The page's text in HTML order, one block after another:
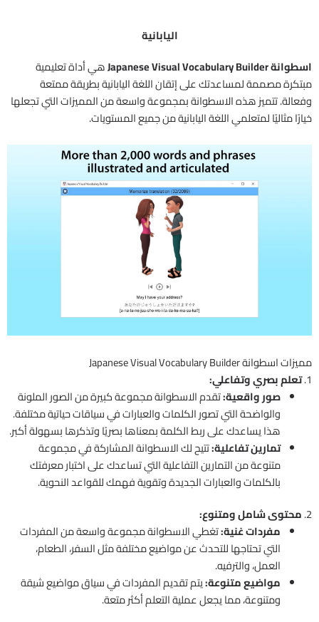
اليابانية
اسطوانة Japanese Visual Vocabulary Builder
هي أداة تعليمية
مبتكرة مصممة لمساعدتك على إتقان اللغة اليابانية بطريقة ممتعة
وفعالة. تتميز هذه الاسطوانة بمجموعة واسعة من المميزات التي تجعلها
خيارًا مثاليًا لمتعلمي اللغة اليابانية من جميع المستويات.
مميزات اسطوانة Japanese Visual Vocabulary Builder
1. تعلم بصري وتفاعلي:
صور واقعية:تقدم الاسطوانة مجموعة كبيرة من الصور الملونة
والواضحة التي تصور الكلمات والعبارات في سياقات حياتية مختلفة.
هذا يساعدك على ربط الكلمة بمعناها بصريًا وتذكرها بسهولة أكبر.
تمارين تفاعلية:تتيح لك الاسطوانة المشاركة في مجموعة
متنوعة من التمارين التفاعلية التي تساعدك على اختبار معرفتك
بالكلمات والعبارات الجديدة وتقوية فهمك للقواعد النحوية.
2. محتوى شامل ومتنوع:
مفردات غنية:تغطي الاسطوانة مجموعة واسعة من المفردات
التي تحتاجها للتحدث عن مواضيع مختلفة مثل السفر، الطعام،
العمل، والترفيه.
مواضيع متنوعة:يتم تقديم المفردات في سياق مواضيع شيقة
ومتنوعة، مما يجعل عملية التعلم أكثر متعة.